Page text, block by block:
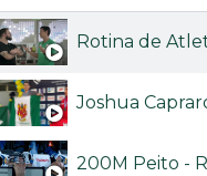
Rotina de
Joshua
200M Peito -